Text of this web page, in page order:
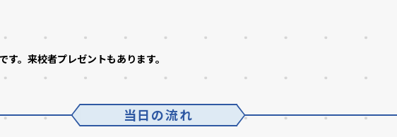
す。来校者プレゼントもあります。
当日の流れ